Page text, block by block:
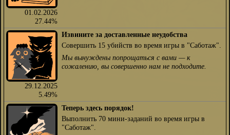
01.02.2026
27.44%
29.12.2025
5.49%
Извините за доставленные неудобства
Совершить 15 убийств во время игры в "Саботаж".
Мы вынуждены попрощаться с вами — к
сожалению, вы совершенно нам не подходите.
Теперь здесь порядок!
Выполнить 70 мини-заданий во время игры в
"Саботаж".